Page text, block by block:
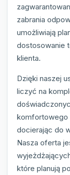
zabrania
umożliwiają
dostosowanie
klienta.
Dzięki naszej
liczyć na
komfortowego
docierając do
Nasza oferta
które planują